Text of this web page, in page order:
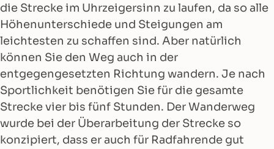
die Strecke im Uhrzeigersinn zu laufen, da so alle
Höhenunterschiede und Steigungen am
leichtesten zu schaffen sind. Aber natürlich
können Sie den Weg auch in der
entgegengesetzten Richtung wandern. Je nach
Sportlichkeit benötigen Sie für die gesamte
Strecke vier bis fünf Stunden. Der Wanderweg
wurde bei der Überarbeitung der Strecke so
konzipiert, dass er auch für Radfahrende gut